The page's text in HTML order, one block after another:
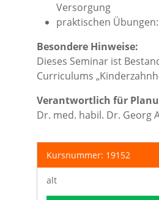
Versorgung
praktischen
Besondere Hinweise:
Dieses Seminar ist
Curriculums
Verantwortlich für
Dr. med. habil. Dr. Georg
Kursnummer: 19152
alt